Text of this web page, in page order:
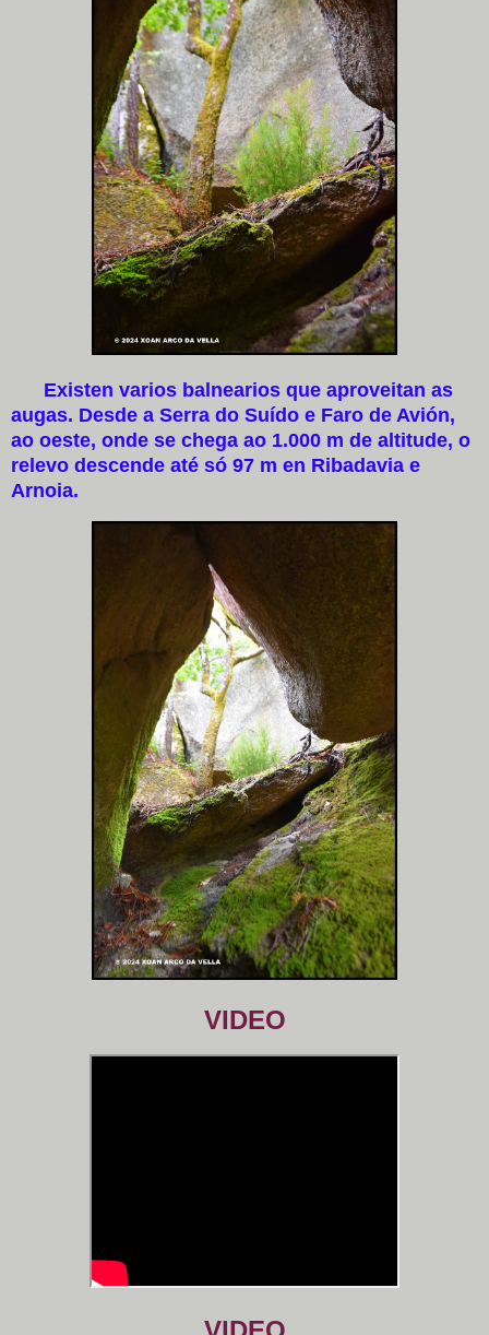
Existen varios balnearios que aproveitan as
augas. Desde a Serra do Suído e Faro de Avión,
ao oeste, onde se chega ao 1.000 m de altitude, o
relevo descende até só 97 m en Ribadavia e
Arnoia.
VIDEO